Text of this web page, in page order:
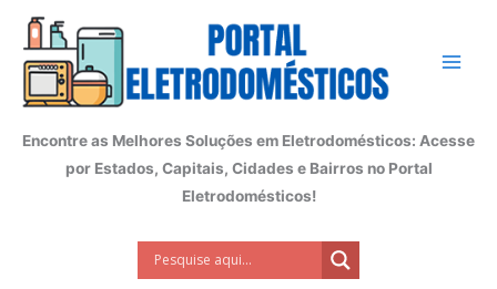
conteúdo
Encontre as Melhores Soluções em Eletrodomésticos: Acesse
por Estados, Capitais, Cidades e Bairros no Portal
Eletrodomésticos!